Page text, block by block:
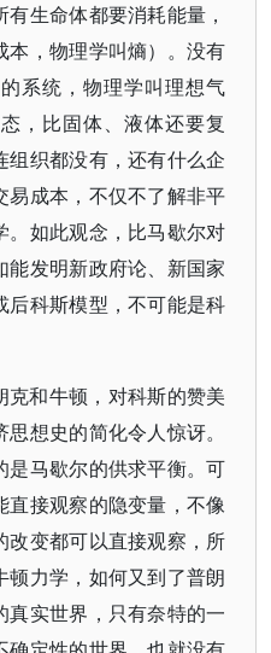
生命体都要消耗能量，
本，物理学叫熵）。没有
系统，物理学叫理想气
，比固体、液体还要复
织都没有，还有什么企
易成本，不仅不了解非平
。如此观念，比马歇尔对
发明新政府论、新国家
后科斯模型，不可能是科
和牛顿，对科斯的赞美
想史的简化令人惊讶。
是马歇尔的供求平衡。可
接观察的隐变量，不像
改变都可以直接观察，所
顿力学，如何又到了普朗
真实世界，只有奈特的一